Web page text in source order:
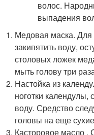
Медовая маска. Для
закипятить воду,
столовых ложек
мыть голову три
Настойка из
ноготки
воду. Средство
головы на еще
Касторовое масло .